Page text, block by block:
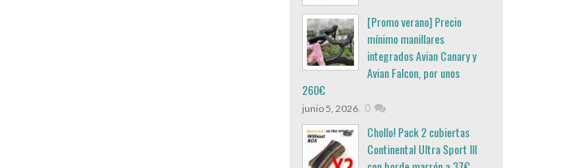
[Promo verano] Precio
mínimo manillares
integrados Avian Canary y
Avian Falcon, por unos
260€
junio 5, 2026, 0
Chollo! Pack 2 cubiertas
Continental Ultra Sport III